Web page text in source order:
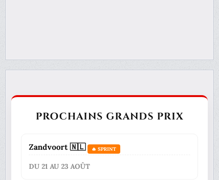
PROCHAINS GRANDS PRIX
Zandvoort 🇳🇱 🔥 SPRINT
DU 21 AU 23 AOÛT